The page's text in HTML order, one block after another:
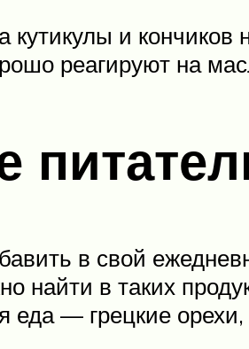
кутикулы и
реагируют на
в свой
найти в таких
еда — грецкие